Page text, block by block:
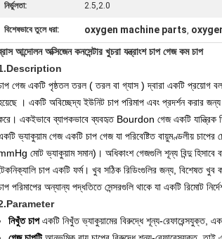
নির্ভুলতা: 2.5,2.0
বিশেষভাবে তুলে ধরা: oxygen machine parts,
আন্দোলন অক্সিজেন কনসেন্টার খুচরা যন্ত্রাংশ চাপ গেজ কম চাপ
গেজ একটি পৃষ্ঠতল তরল ( তরল বা গ্যাস ) দ্বারা একটি প্রয়োগ বল
। একটি অবিচ্ছেদ্য ইউনিট চাপ পরিমাপ এবং প্রদর্শন করার
একইভাবে ব্যাপকভাবে ব্যবহৃত Bourdon গেজ একটি
ভ্যাকুয়াম গেজ একটি চাপ গেজ যা পরিবেষ্টিত বায়ুমণ্ডলীয়
মোট ভ্যাকুয়াম সমান)। অধিকাংশ গেজগুলি শূন্য বিন্দু
চাপ একটি ফর্ম। খুব সঠিক রিডিংগুলির জন্য, বিশেষত খুব
পরিমাপের অন্যান্য পদ্ধতিতে সেন্সরগুলি থাকে যা একটি রিমোট
নিখুঁত চাপএকটি নিখুঁত ভ্যাকুয়ামের বিরুদ্ধে শূন্য-রেফারেন্সযুক্ত,